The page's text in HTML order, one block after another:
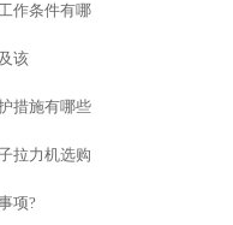
作条件有哪
该
措施有哪些
拉力机选购
项?